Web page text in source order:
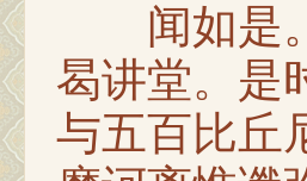
闻如是。
曷讲堂。是
与五百比丘